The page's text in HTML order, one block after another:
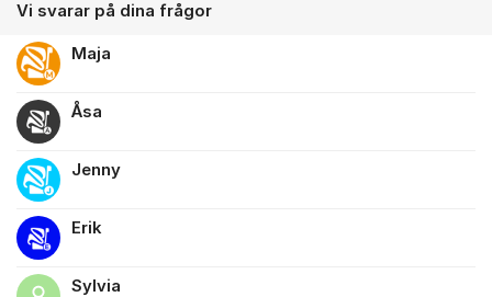
Vi svarar på dina frågor
Maja
Åsa
Jenny
Erik
Sylvia